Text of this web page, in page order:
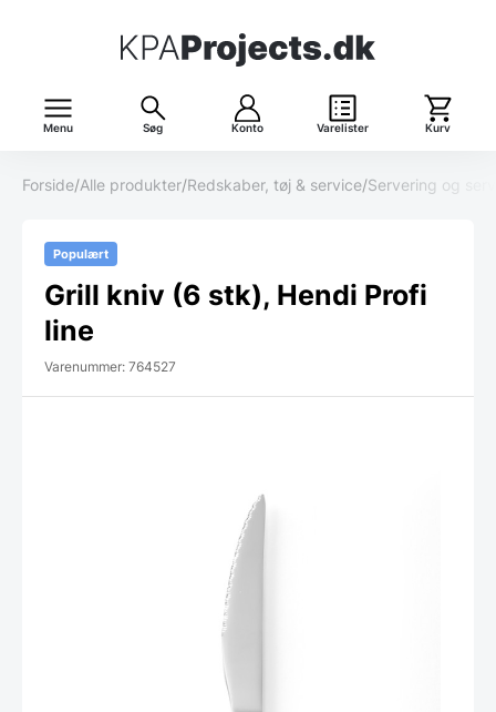
Menu Søg Konto Varelister Kurv
Forside/Alle produkter/Redskaber, tøj & service/Servering og
Populært
Grill kniv (6 stk), Hendi Profi
line
Varenummer: 764527